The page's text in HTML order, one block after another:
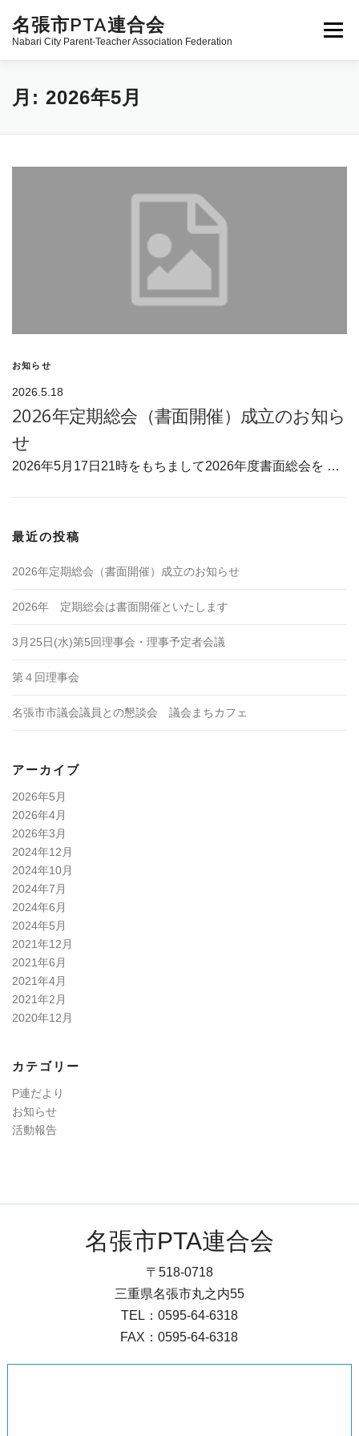
名張市PTA連合会
Nabari City Parent-Teacher Association Federation
メニ
名張市PTA連合会とは
月: 2026年5月
お知らせ
2026.5.18
2026年定期総会（書面開催）成立のお知ら
せ
2026年5月17日21時をもちまして2026年度書面総会を …
最近の投稿
2026年定期総会（書面開催）成立のお知らせ
2026年 定期総会は書面開催といたします
3月25日(水)第5回理事会・理事予定者会議
第４回理事会
名張市市議会議員との懇談会 議会まちカフェ
アーカイブ
2026年5月
2026年4月
2026年3月
2024年12月
2024年10月
2024年7月
2024年6月
2024年5月
2021年12月
2021年6月
2021年4月
2021年2月
2020年12月
カテゴリー
P連だより
お知らせ
活動報告
名張市PTA連合会
〒518-0718
三重県名張市丸之内55
TEL：0595-64-6318
FAX：0595-64-6318